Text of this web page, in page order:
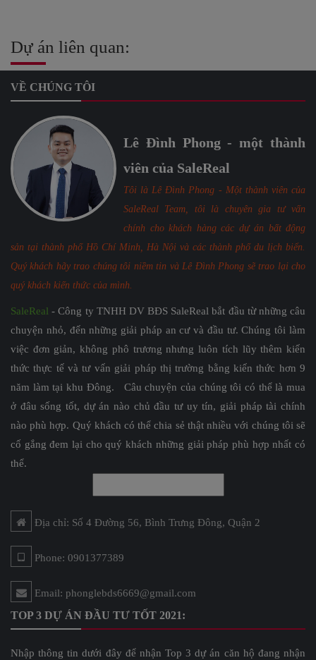
Dự án liên quan:
VỀ CHÚNG TÔI
Lê Đình Phong - một thành
viên của SaleReal
Tôi là Lê Đình Phong - Một thành viên của
SaleReal Team, tôi là chuyên gia tư vấn
chính cho khách hàng các dự án bất động
sản tại thành phố Hồ Chí Minh, Hà Nội và các thành phố du lịch biển.
Quý khách hãy trao chúng tôi niềm tin và Lê Đình Phong sẽ trao lại cho
quý khách kiến thức của mình.
SaleReal - Công ty TNHH DV BĐS SaleReal bắt đầu từ những câu
chuyện nhỏ, đến những giải pháp an cư và đầu tư. Chúng tôi làm
việc đơn giản, không phô trương nhưng luôn tích lũy thêm kiến
thức thực tế và tư vấn giải pháp thị trường bằng kiến thức hơn 9
năm làm tại khu Đông. Câu chuyện của chúng tôi có thể là mua
ở đâu sống tốt, dự án nào chủ đầu tư uy tín, giải pháp tài chính
nào phù hợp. Quý khách có thể chia sẻ thật nhiều với chúng tôi sẽ
cố gắng đem lại cho quý khách những giải pháp phù hợp nhất có
thể.
Địa chỉ: Số 4 Đường 56, Bình Trưng Đông, Quận 2
Phone: 0901377389
Email: phonglebds6669@gmail.com
TOP 3 DỰ ÁN ĐẦU TƯ TỐT 2021:
Nhập thông tin dưới đây để nhận Top 3 dự án căn hộ đang nhận